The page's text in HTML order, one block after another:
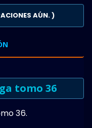
AÚN. )
tomo 36
36.